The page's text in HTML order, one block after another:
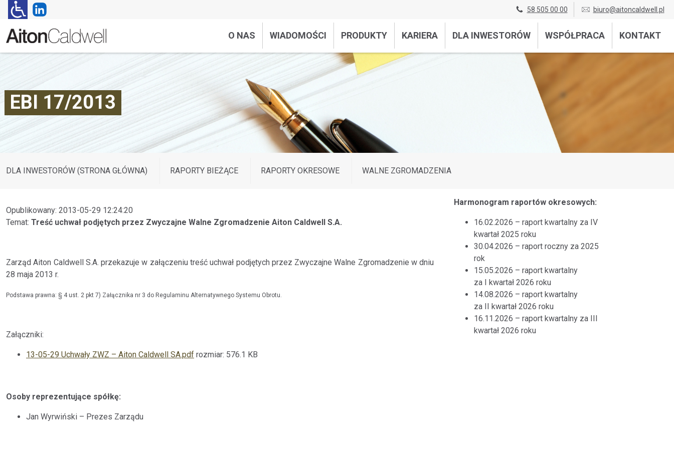
58 505 00 00 biuro@aitoncaldwell.pl
O NAS WIADOMOŚCI PRODUKTY KARIERA DLA INWESTORÓW WSPÓŁPRACA KONTAKT
EBI 17/2013
DLA INWESTORÓW (STRONA GŁÓWNA) RAPORTY BIEŻĄCE RAPORTY OKRESOWE WALNE ZGROMADZENIA
Opublikowany: 2013-05-29 12:24:20
Temat: Treść uchwał podjętych przez Zwyczajne Walne Zgromadzenie Aiton Caldwell S.A.
Zarząd Aiton Caldwell S.A. przekazuje w załączeniu treść uchwał podjętych przez Zwyczajne Walne Zgromadzenie w dniu
28 maja 2013 r.
Podstawa prawna: § 4 ust. 2 pkt 7) Załącznika nr 3 do Regulaminu Alternatywnego Systemu Obrotu.
Załączniki:
13-05-29 Uchwały ZWZ – Aiton Caldwell SA.pdf rozmiar: 576.1 KB
Osoby reprezentujące spółkę:
Jan Wyrwiński – Prezes Zarządu
Harmonogram raportów okresowych:
16.02.2026 – raport kwartalny za IV
kwartał 2025 roku
30.04.2026 – raport roczny za 2025
rok
15.05.2026 – raport kwartalny
za I kwartał 2026 roku
14.08.2026 – raport kwartalny
za II kwartał 2026 roku
16.11.2026 – raport kwartalny za III
kwartał 2026 roku